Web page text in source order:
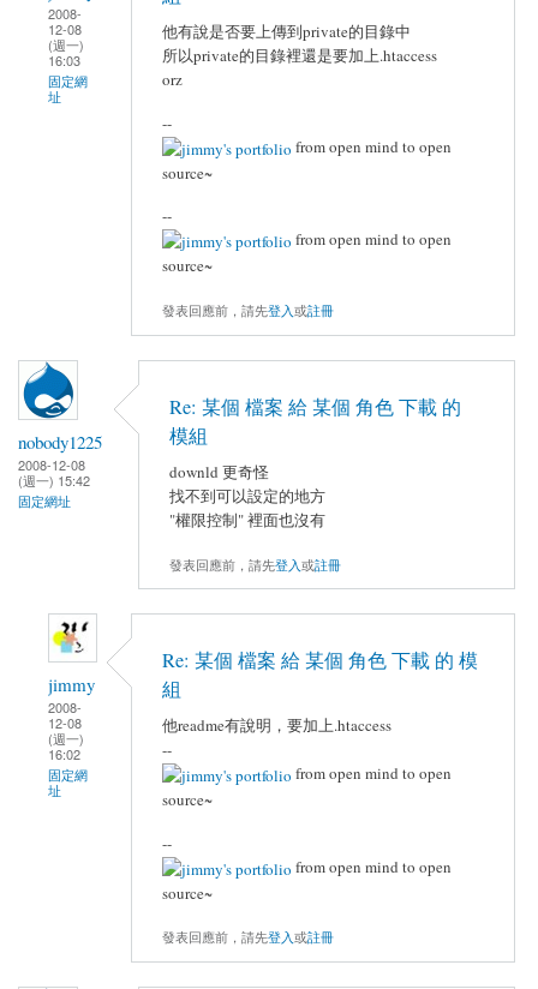
2008-
12-08
(週一)
16:03
固定網
址
他有說是否要上傳到private的目錄中
所以private的目錄裡還是要加上.htaccess
orz
--
from open mind to open
source~
--
from open mind to open
source~
發表回應前，請先登入或註冊
nobody1225
2008-12-08
(週一) 15:42
固定網址
Re: 某個 檔案 給 某個 角色 下載 的
模組
downld 更奇怪
找不到可以設定的地方
"權限控制" 裡面也沒有
發表回應前，請先登入或註冊
jimmy
2008-
12-08
(週一)
16:02
固定網
址
Re: 某個 檔案 給 某個 角色 下載 的 模
組
他readme有說明，要加上.htaccess
--
from open mind to open
source~
--
from open mind to open
source~
發表回應前，請先登入或註冊